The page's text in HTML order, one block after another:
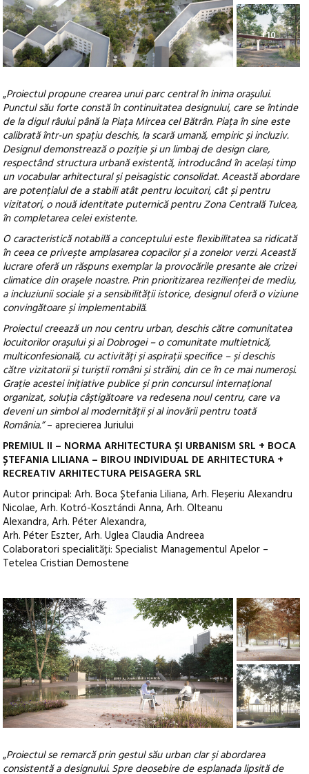
+10
„Proiectul propune crearea unui parc central în inima orașului.
Punctul său forte constă în continuitatea designului, care se întinde
de la digul râului până la Piața Mircea cel Bătrân. Piața în sine este
calibrată într-un spațiu deschis, la scară umană, empiric și incluziv.
Designul demonstrează o poziție și un limbaj de design clare,
respectând structura urbană existentă, introducând în același timp
un vocabular arhitectural și peisagistic consolidat. Această abordare
are potențialul de a stabili atât pentru locuitori, cât și pentru
vizitatori, o nouă identitate puternică pentru Zona Centrală Tulcea,
în completarea celei existente.
O caracteristică notabilă a conceptului este flexibilitatea sa ridicată
în ceea ce privește amplasarea copacilor și a zonelor verzi. Această
lucrare oferă un răspuns exemplar la provocările presante ale crizei
climatice din orașele noastre. Prin prioritizarea rezilienței de mediu,
a incluziunii sociale și a sensibilității istorice, designul oferă o viziune
convingătoare și implementabilă.
Proiectul creează un nou centru urban, deschis către comunitatea
locuitorilor orașului și ai Dobrogei – o comunitate multietnică,
multiconfesională, cu activități și aspirații specifice – și deschis
către vizitatorii și turiștii români și străini, din ce în ce mai numeroși.
Grație acestei inițiative publice și prin concursul internațional
organizat, soluția câștigătoare va redesena noul centru, care va
deveni un simbol al modernității și al inovării pentru toată
România.”– aprecierea Juriului
PREMIUL II – NORMA ARHITECTURA ȘI URBANISM SRL + BOCA
ȘTEFANIA LILIANA – BIROU INDIVIDUAL DE ARHITECTURA +
RECREATIV ARHITECTURA PEISAGERA SRL
Autor principal: Arh. Boca Ștefania Liliana, Arh. Fleșeriu Alexandru
Nicolae, Arh. Kotró-Kosztándi Anna, Arh. Olteanu
Alexandra, Arh. Péter Alexandra,
Arh. Péter Eszter, Arh. Uglea Claudia Andreea
Colaboratori specialități: Specialist Managementul Apelor –
Tetelea Cristian Demostene
+5
„Proiectul se remarcă prin gestul său urban clar și abordarea
consistentă a designului. Spre deosebire de esplanada lipsită de